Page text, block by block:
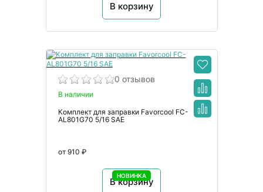
В корзину
0 отзывов
В наличии
Комплект для заправки Favorcool FC-
AL801G70 5/16 SAE
от 910 ₽
В корзину
НОВИНКА